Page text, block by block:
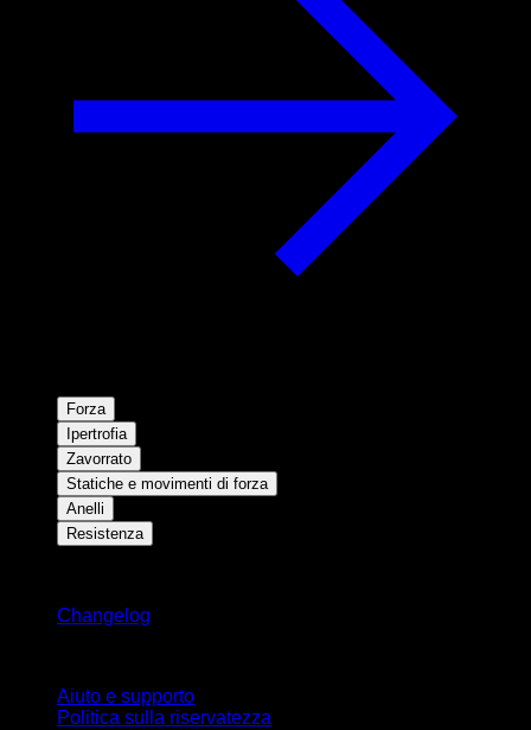
Forza
Ipertrofia
Zavorrato
Statiche e movimenti di forza
Anelli
Resistenza
Changelog
Aiuto e supporto
Politica sulla riservatezza